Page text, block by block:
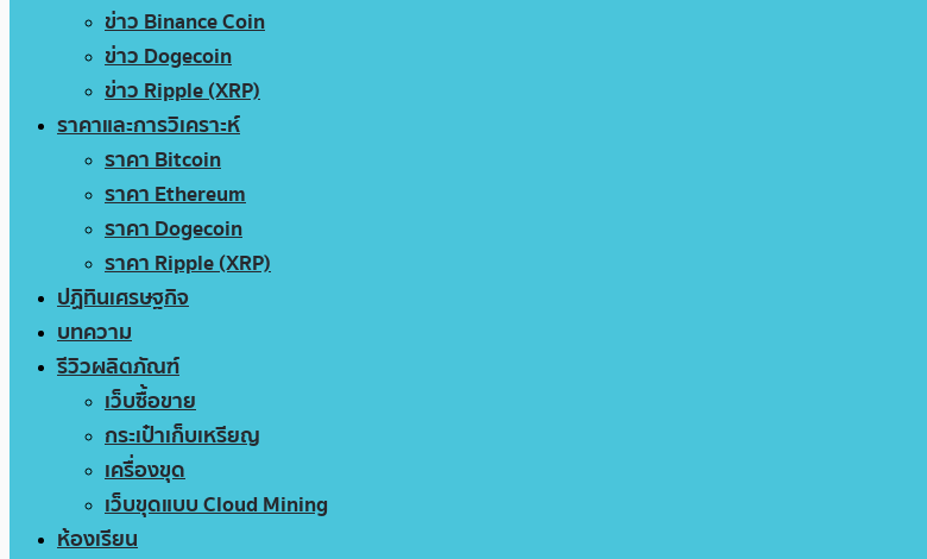
ข่าว Binance Coin
ข่าว Dogecoin
ข่าว Ripple (XRP)
ราคาและการวิเคราะห์
ราคา Bitcoin
ราคา Ethereum
ราคา Dogecoin
ราคา Ripple (XRP)
ปฏิทินเศรษฐกิจ
บทความ
รีวิวผลิตภัณฑ์
เว็บซื้อขาย
กระเป๋าเก็บเหรียญ
เครื่องขุด
เว็บขุดแบบ Cloud Mining
ห้องเรียน